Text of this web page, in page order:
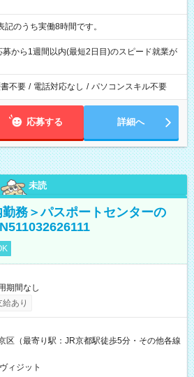
17:30 ※表記のうち実働8時間です。
から1週間以内(最短2日目)のスピード就業が
不要 / 電話対応なし / パソコンスキル不要
応募する 詳細へ
未読
務＞パスポートセンターの
期間なし
あり
区（最寄り駅：JR京都駅徒歩5分・その他各線
ィジット